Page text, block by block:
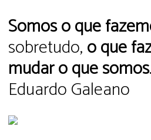
Somos o que
sobretudo,o que
mudar o que somos.
Eduardo Galeano